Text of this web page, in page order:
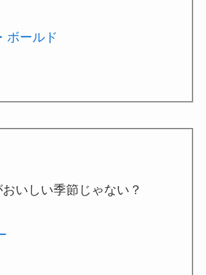
ボールド
いしい季節じゃない？